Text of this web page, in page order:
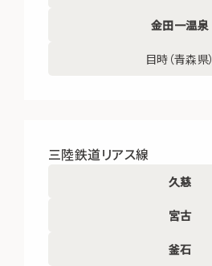
金田一温泉
目時（青森県）
三陸鉄道リアス線
久慈
宮古
釜石